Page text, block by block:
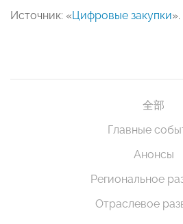
Источник: «Цифровые закупки».
全部
Главные
Анонсы
Региональное
Отраслевое